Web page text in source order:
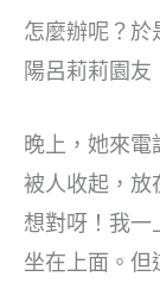
怎麼辦呢？於
陽呂莉莉園友
晚上，她來電
被人收起，放
想對呀！我一
坐在上面。但